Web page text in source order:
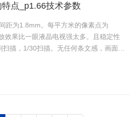
点_p1.66技术参数
距为1.8mm。每平方米的像素点为
效果比一眼液晶电视强太多。且稳定性
下显示屏灰度表现近乎完……